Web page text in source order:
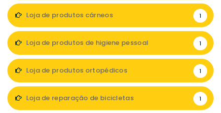
Loja de produtos cárneos 1
Loja de produtos de higiene pessoal 1
Loja de produtos ortopédicos 1
Loja de reparação de bicicletas 1